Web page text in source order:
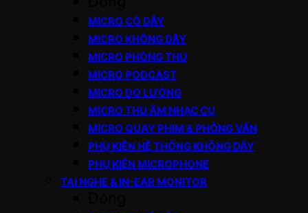
MICRO CÓ DÂY
MICRO KHÔNG DÂY
MICRO PHÒNG THU
MICRO PODCAST
MICRO ĐO LƯỜNG
MICRO THU ÂM NHẠC CỤ
MICRO QUAY PHIM & PHỎNG VẤN
PHỤ KIỆN HỆ THỐNG KHÔNG DÂY
PHỤ KIỆN MICROPHONE
TAI NGHE & IN-EAR MONITOR